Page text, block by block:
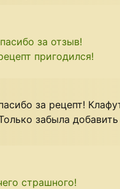
за отзыв!
пригодился!
за рецепт!
забыла
страшного!